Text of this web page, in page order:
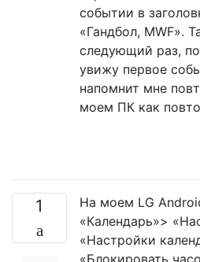
событии в
«Гандбол, MWF».
следующий раз,
увижу первое
напомнит мне
моем ПК как
1
На моем LG
«Календарь»>
«Настройки
«Блокировать